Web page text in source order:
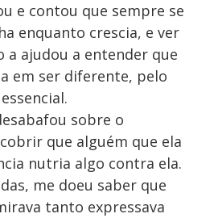
e contou que sempre se
enquanto crescia, e ver
a ajudou a entender que
em ser diferente, pelo
sobre o
que alguém que ela
nutria algo contra ela.
me doeu saber que
tanto expressava